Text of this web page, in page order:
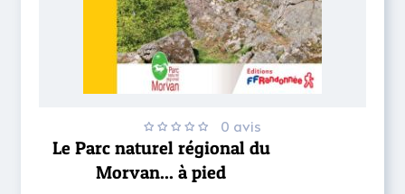
0 avis
Le Parc naturel régional du
Morvan... à pied